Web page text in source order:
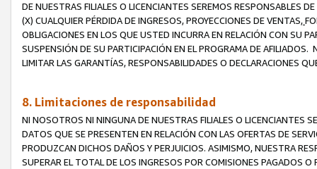
DE NUESTRAS FILIALES O LICENCIANTES SEREMOS RESPONSABLES
(X) CUALQUIER PÉRDIDA DE INGRESOS, PROYECCIONES DE VENTAS,
OBLIGACIONES EN LOS QUE USTED INCURRA EN RELACIÓN CON SU
SUSPENSIÓN DE SU PARTICIPACIÓN EN EL PROGRAMA DE
LIMITAR LAS GARANTÍAS, RESPONSABILIDADES O DECLARACIONES
8. Limitaciones de responsabilidad
NI NOSOTROS NI NINGUNA DE NUESTRAS FILIALES O LICENCIANTES
DATOS QUE SE PRESENTEN EN RELACIÓN CON LAS OFERTAS DE
PRODUZCAN DICHOS DAÑOS Y PERJUICIOS. ASIMISMO, NUESTRA
SUPERAR EL TOTAL DE LOS INGRESOS POR COMISIONES PAGADOS